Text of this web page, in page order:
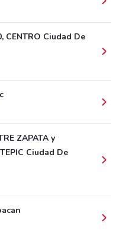
CENTRO Ciudad De
ZAPATA y
Ciudad De